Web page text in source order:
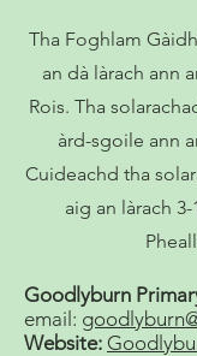
Tha Foghlam
an dà làrach ann
Rois. Tha
àrd-sgoile ann
Cuideachd tha
aig an làrach
Goodlyburn
email:
Website: